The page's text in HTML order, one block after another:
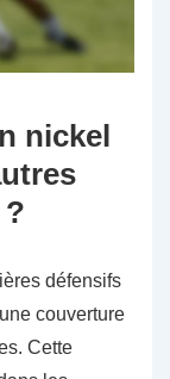
nickel
défensifs
couverture
Cette